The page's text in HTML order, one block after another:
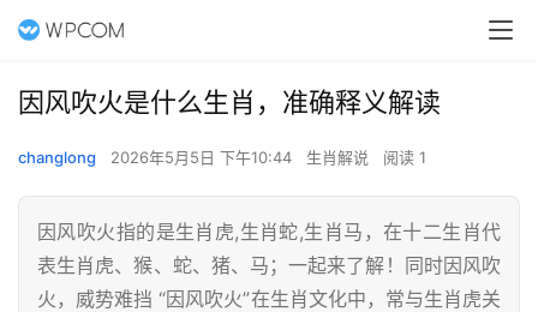
因风吹火是什么生肖，准确释义解读
changlong 2026年5月5日 下午10:44 生肖解说 阅读 1
因风吹火指的是生肖虎,生肖蛇,生肖马，在十二生肖代
表生肖虎、猴、蛇、猪、马；一起来了解！同时因风吹
火，威势难挡 “因风吹火”在生肖文化中，常与生肖虎关